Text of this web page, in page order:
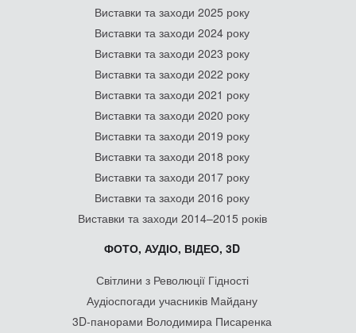
Виставки та заходи 2025 року
Виставки та заходи 2024 року
Виставки та заходи 2023 року
Виставки та заходи 2022 року
Виставки та заходи 2021 року
Виставки та заходи 2020 року
Виставки та заходи 2019 року
Виставки та заходи 2018 року
Виставки та заходи 2017 року
Виставки та заходи 2016 року
Виставки та заходи 2014–2015 років
ФОТО, АУДІО, ВІДЕО, 3D
Світлини з Революції Гідності
Аудіоспогади учасників Майдану
3D-панорами Володимира Писаренка